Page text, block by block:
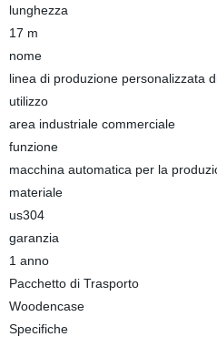
lunghezza
17 m
nome
linea di produzione personalizzata
utilizzo
area industriale commerciale
funzione
macchina automatica per la
materiale
us304
garanzia
1 anno
Pacchetto di Trasporto
Woodencase
Specifiche